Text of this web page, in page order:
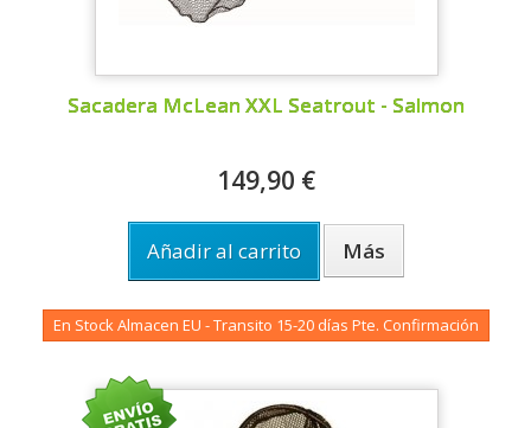
Sacadera McLean XXL Seatrout - Salmon
149,90 €
Añadir al carrito Más
En Stock Almacen EU - Transito 15-20 días Pte. Confirmación